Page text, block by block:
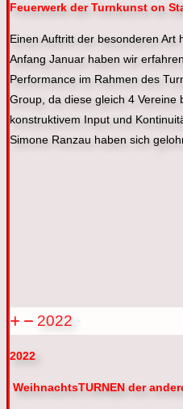
Feuerwerk der Turnkunst on
Einen Auftritt der besonderen
Anfang Januar haben wir
Performance im Rahmen des
Group, da diese gleich 4
konstruktivem Input und
Simone Ranzau haben sich
2022
2022
WeihnachtsTURNEN der